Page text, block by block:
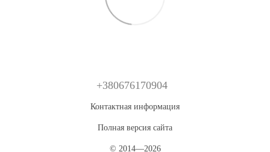
+380676170904
Контактная информация
Полная версия сайта
© 2014—2026